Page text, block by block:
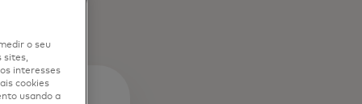
o seu
sites,
interesses
cookies
usando a